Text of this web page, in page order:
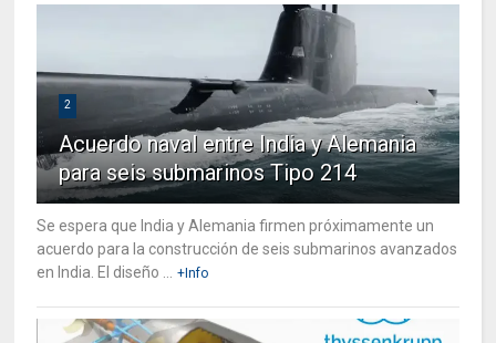
2
Acuerdo naval entre India y Alemania
para seis submarinos Tipo 214
Se espera que India y Alemania firmen próximamente un
acuerdo para la construcción de seis submarinos avanzados
en India. El diseño ...
+Info